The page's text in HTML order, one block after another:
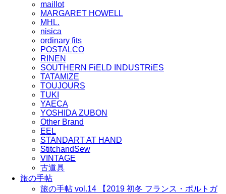
maillot
MARGARET HOWELL
MHL.
nisica
ordinary fits
POSTALCO
RINEN
SOUTHERN FiELD INDUSTRiES
TATAMIZE
TOUJOURS
TUKI
YAECA
YOSHIDA ZUBON
Other Brand
EEL
STANDART AT HAND
StitchandSew
VINTAGE
古道具
旅の手帖
旅の手帖 vol.14 【2019 初冬 フランス・ポルトガ